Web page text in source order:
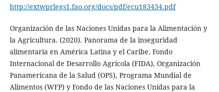
http://extwprlegs1.fao.org/docs/pdf/ecu183434.pdf
Organización de las Naciones Unidas para la Alimentación y
la Agricultura. (2020). Panorama de la inseguridad
alimentaria en América Latina y el Caribe. Fondo
Internacional de Desarrollo Agrícola (FIDA), Organización
Panamericana de la Salud (OPS), Programa Mundial de
Alimentos (WFP) y Fondo de las Naciones Unidas para la